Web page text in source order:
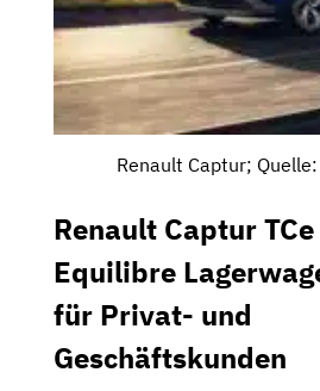
Renault Captur;
Renault Captur
Equilibre
für Privat- und
Geschäftskunden